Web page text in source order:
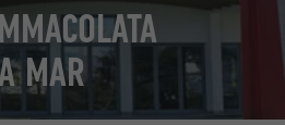
MAR